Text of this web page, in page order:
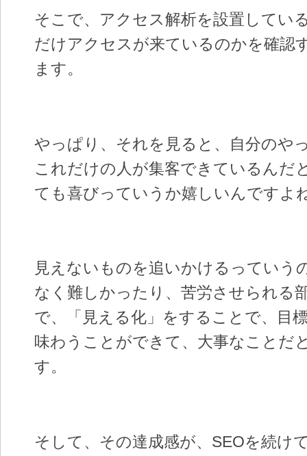
そこで、アクセス解析を設置してい
だけアクセスが来ているのかを確認
ます。
やっぱり、それを見ると、自分のや
これだけの人が集客できているんだ
ても喜びっていうか嬉しいんですよ
見えないものを追いかけるっていう
なく難しかったり、苦労させられる
で、「見える化」をすることで、目
味わうことができて、大事なことだ
す。
そして、その達成感が、SEOを続け